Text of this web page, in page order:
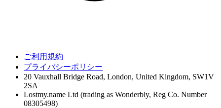
ご利用規約
プライバシーポリシー
20 Vauxhall Bridge Road, London, United Kingdom, SW1V
2SA
Lostmy.name Ltd (trading as Wonderbly, Reg Co. Number
08305498)